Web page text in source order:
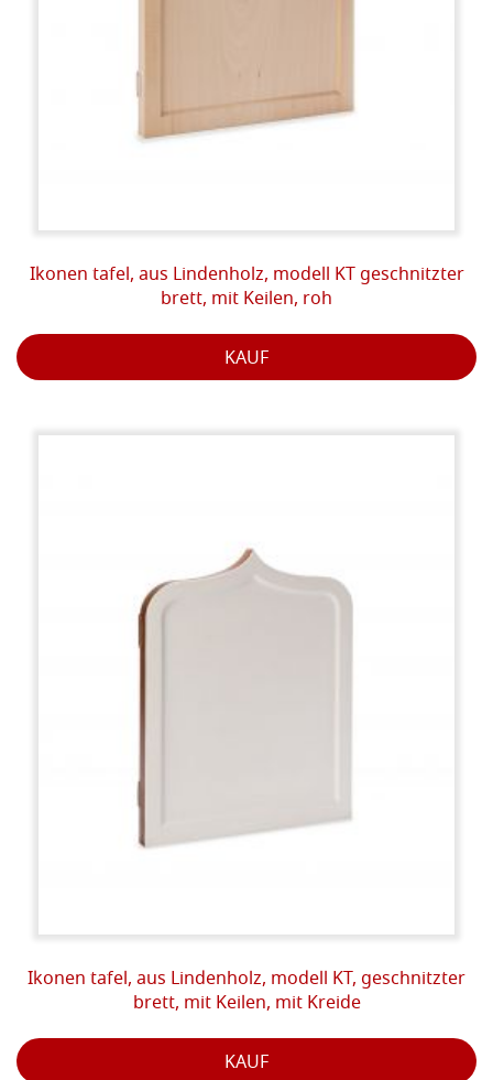
Ikonen tafel, aus Lindenholz, modell KT geschnitzter
brett, mit Keilen, roh
KAUF
Ikonen tafel, aus Lindenholz, modell KT, geschnitzter
brett, mit Keilen, mit Kreide
KAUF